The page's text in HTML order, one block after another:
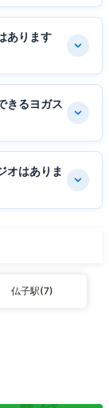
あります
きるヨガス
オはありま
仏子駅(7)